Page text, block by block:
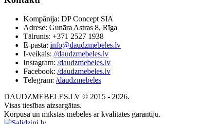
Kompānija: DP Concept SIA
Adrese: Gunāra Astras 8, Rīga
Tālrunis: +371 2527 1938
E-pasta: info@daudzmebeles.lv
I-veikals: //daudzmebeles.lv
Instagram: /daudzmebeles.lv
Facebook: /daudzmebeles.lv
Telegram: /daudzmebeles
DAUDZMEBELES.LV © 2015 - 2026.
Visas tiesības aizsargātas.
Korpusa un mīkstās mēbeles ar kvalitātes garantiju.